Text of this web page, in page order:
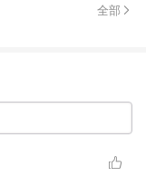
全部